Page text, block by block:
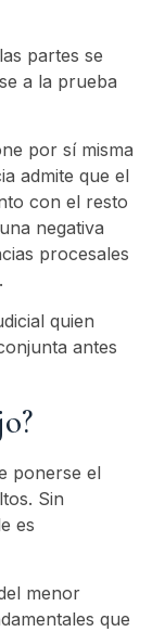
partes se
a la prueba
por sí misma
admite que el
con el resto
negativa
procesales
quien
antes
ponerse el
Sin
es
menor
que